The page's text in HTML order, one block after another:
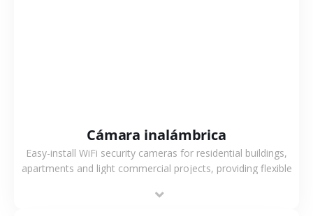
Cámara inalámbrica
Easy-install WiFi security cameras for residential buildings,
apartments and light commercial projects, providing flexible